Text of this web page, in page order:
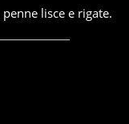
lisce e rigate.